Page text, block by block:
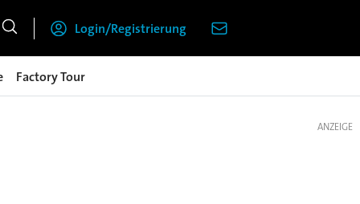
Login/Registrierung
Factory Tour
ANZEIGE